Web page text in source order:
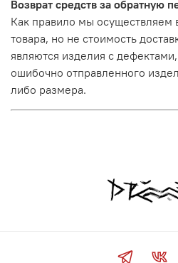
Возврат средств за обратную
Как правило мы осуществляем
товара, но не стоимость
являются изделия с
ошибочно отправленного
либо размера.